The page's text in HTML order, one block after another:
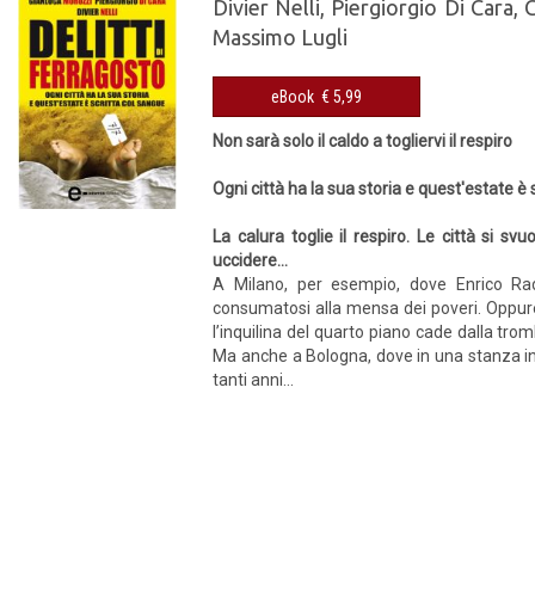
Divier Nelli Piergiorgio Di Cara
Massimo Lugli
eBook € 5,99
Non sarà solo il caldo a togliervi il respiro
Ogni città ha la sua storia e quest'estate è
La calura toglie il respiro. Le città si
uccidere…
A Milano, per esempio, dove Enrico
consumatosi alla mensa dei poveri.
l’inquilina del quarto piano cade dalla
Ma anche a Bologna, dove in una stanza
tanti anni...